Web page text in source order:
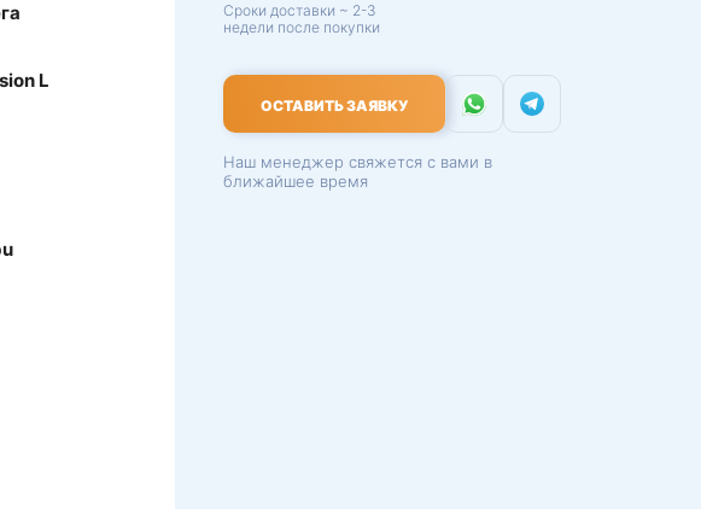
L
Сроки доставки ~ 2-3
недели после покупки
ОСТАВИТЬ ЗАЯВКУ
Наш менеджер свяжется с вами в
ближайшее время